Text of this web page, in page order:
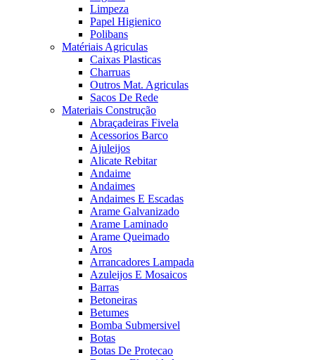
Limpeza
Papel Higienico
Polibans
Matériais Agriculas
Caixas Plasticas
Charruas
Outros Mat. Agriculas
Sacos De Rede
Materiais Construção
Abraçadeiras Fivela
Acessorios Barco
Ajuleijos
Alicate Rebitar
Andaime
Andaimes
Andaimes E Escadas
Arame Galvanizado
Arame Laminado
Arame Queimado
Aros
Arrancadores Lampada
Azuleijos E Mosaicos
Barras
Betoneiras
Betumes
Bomba Submersivel
Botas
Botas De Protecao